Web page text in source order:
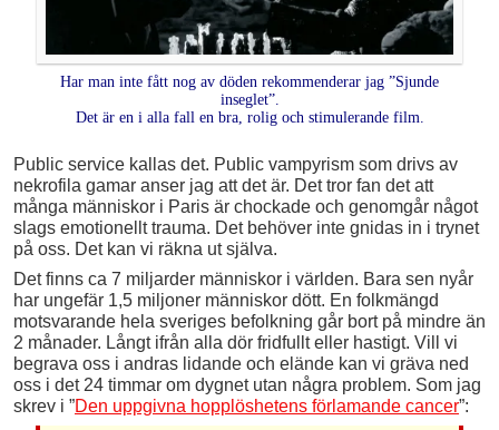
Har man inte fått nog av döden rekommenderar jag ”Sjunde
inseglet”.
Det är en i alla fall en bra, rolig och stimulerande film.
Public service kallas det. Public vampyrism som drivs av
nekrofila gamar anser jag att det är. Det tror fan det att
många människor i Paris är chockade och genomgår något
slags emotionellt trauma. Det behöver inte gnidas in i trynet
på oss. Det kan vi räkna ut själva.
Det finns ca 7 miljarder människor i världen. Bara sen nyår
har ungefär 1,5 miljoner människor dött. En folkmängd
motsvarande hela sveriges befolkning går bort på mindre än
2 månader. Långt ifrån alla dör fridfullt eller hastigt. Vill vi
begrava oss i andras lidande och elände kan vi gräva ned
oss i det 24 timmar om dygnet utan några problem. Som jag
skrev i ”Den uppgivna hopplöshetens förlamande cancer”: